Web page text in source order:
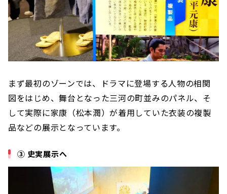
まず最初のゾーンでは、ドラマに登場する人物の相関
図をはじめ、舞台となった三河の町並みのパネル、そ
して実際に家康（松本潤）が着用していた衣装の複製
品などの展示となっています。
③ 史実展示へ